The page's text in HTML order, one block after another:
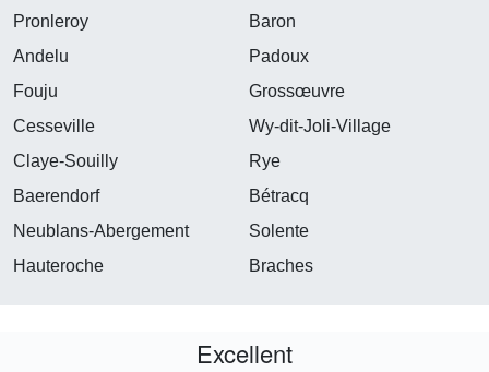
Pronleroy
Baron
Andelu
Padoux
Fouju
Grossœuvre
Cesseville
Wy-dit-Joli-Village
Claye-Souilly
Rye
Baerendorf
Bétracq
Neublans-Abergement
Solente
Hauteroche
Braches
Excellent